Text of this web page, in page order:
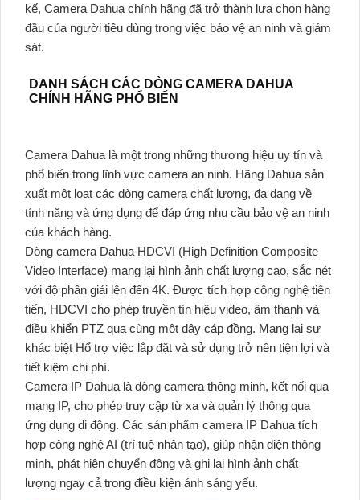
kế, Camera Dahua chính hãng đã trở thành lựa chọn hàng
đầu của người tiêu dùng trong việc bảo vệ an ninh và giám
sát.
DANH SÁCH CÁC DÒNG CAMERA DAHUA
CHÍNH HÃNG PHỔ BIẾN
Camera Dahua là một trong những thương hiệu uy tín và
phổ biến trong lĩnh vực camera an ninh. Hãng Dahua sản
xuất một loạt các dòng camera chất lượng, đa dạng về
tính năng và ứng dụng để đáp ứng nhu cầu bảo vệ an ninh
của khách hàng.
Dòng camera Dahua HDCVI (High Definition Composite
Video Interface) mang lại hình ảnh chất lượng cao, sắc nét
với độ phân giải lên đến 4K. Được tích hợp công nghệ tiên
tiến, HDCVI cho phép truyền tín hiệu video, âm thanh và
điều khiển PTZ qua cùng một dây cáp đồng. Mang lại sự
khác biệt Hổ trợ việc lắp đặt và sử dụng trở nên tiện lợi và
tiết kiệm chi phí.
Camera IP Dahua là dòng camera thông minh, kết nối qua
mạng IP, cho phép truy cập từ xa và quản lý thông qua
ứng dụng di động. Các sản phẩm camera IP Dahua tích
hợp công nghệ AI (trí tuệ nhân tạo), giúp nhận diện thông
minh, phát hiện chuyển động và ghi lại hình ảnh chất
lượng ngay cả trong điều kiện ánh sáng yếu.